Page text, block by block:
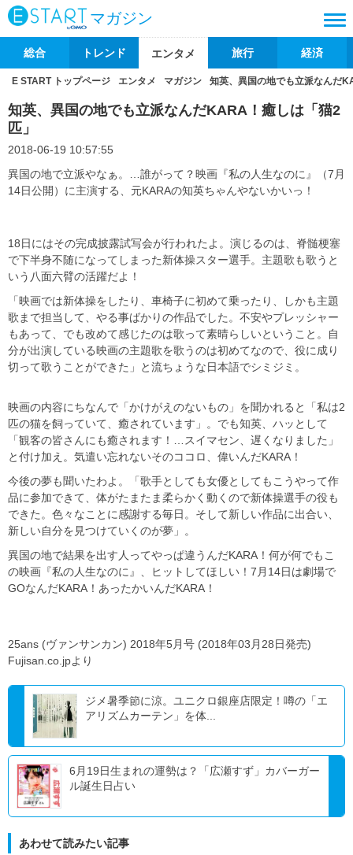
マガジン
総合 トレンド エンタメ 旅行 経済
E START トップページ エンタメ マガジン 知英、異国の地でも立派なんだ
知英、異国の地でも立派なんだKARA！癒しは「猫2
匹」
2018-06-19 10:57:55
異国の地で立派やなぁ。…誰がって？映画『私の人生なのに』（7月
14日公開）に主演する、元KARAの知英ちゃんやないかいっ！
18日にはその完成披露試写会が行われたよ。演じるのは、脊髄梗塞
で下半身不随になってしまった新体操スター選手。主題歌も歌うと
いう八面六臂の活躍だよ！
「映画では新体操をしたり、車椅子に初めて乗ったり、しかも主題
歌まで担当して、やる事ばかりの作品でした。不安やプレッシャー
もあって、でも改めて感じたのは歌って素晴らしいということ。自
分が出演している映画の主題歌を歌うのは初めてなので、役に成り
切って歌うことができた」と流ちょうな日本語でシミジミ。
映画の内容にちなんで「かけがえのないもの」を聞かれると「私は2
匹の猫を飼っていて、癒されています」。でも知英、ハッとして
「観客の皆さんにも癒されます！…スイマセン、遅くなりました」
と付け加え。気遣い忘れないそのココロ、偉いんだKARA！
今後の夢も聞いたわよ。「歌手としても女優としてもこうやって作
品に参加できて、体がたまたま柔らかく動くので新体操選手の役も
できた。色々なことに感謝する毎日。そして新しい作品に出合い、
新しい自分を見つけていくのが夢」。
異国の地で結果を出す人ってやっぱ違うんだKARA！何が何でもこ
の映画『私の人生なのに』、ヒットしてほしい！7月14日は劇場で
GOなんだKARA！あったかいんだKARA！
25ans (ヴァンサンカン) 2018年5月号 (2018年03月28日発売)
Fujisan.co.jpより
ジメ暑季節に涼。ユニクロ銀座店限定！噂の「エ
アリズムカーテン」を体...
6月19日生まれの運勢は？「広瀬すず」カバーガー
ル誕生日占い
あわせて読みたい記事